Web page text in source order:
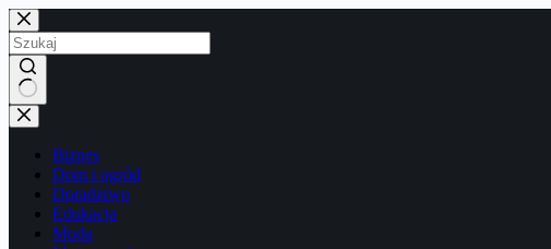
Przejdź
do
treści
Brak
wyników
Biznes
Dom i ogród
Doradztwo
Edukacja
Moda